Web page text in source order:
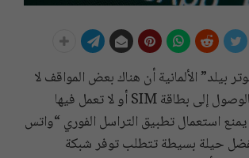
بيلد” الألمانية أن هناك بعض المواقف لا
تسمح للمستخدم بالوصول إلى بطاقة SIM أو لا تعمل فيها
يمنع استعمال تطبيق التراسل الفوري “واتس
حيلة بسيطة تتطلب توفر شبكة